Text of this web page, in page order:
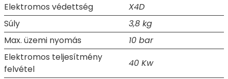
Elektromos védettség
X4D
Súly
3,8 kg
Max. üzemi nyomás
10 bar
Elektromos teljesítmény
felvétel
40 Kw